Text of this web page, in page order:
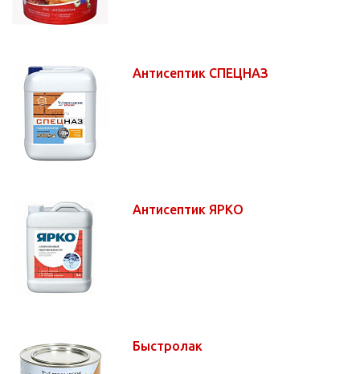
Антисептик СПЕЦНАЗ
Антисептик ЯРКО
Быстролак